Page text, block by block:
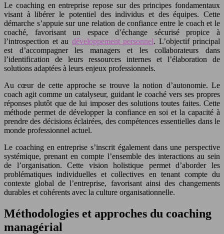
Le coaching en entreprise repose sur des principes fondamentaux
visant à libérer le potentiel des individus et des équipes. Cette
démarche s’appuie sur une relation de confiance entre le coach et le
coaché, favorisant un espace d’échange sécurisé propice à
l’introspection et au développement personnel. L’objectif principal
est d’accompagner les managers et les collaborateurs dans
l’identification de leurs ressources internes et l’élaboration de
solutions adaptées à leurs enjeux professionnels.
Au cœur de cette approche se trouve la notion d’autonomie. Le
coach agit comme un catalyseur, guidant le coaché vers ses propres
réponses plutôt que de lui imposer des solutions toutes faites. Cette
méthode permet de développer la confiance en soi et la capacité à
prendre des décisions éclairées, des compétences essentielles dans le
monde professionnel actuel.
Le coaching en entreprise s’inscrit également dans une perspective
systémique, prenant en compte l’ensemble des interactions au sein
de l’organisation. Cette vision holistique permet d’aborder les
problématiques individuelles et collectives en tenant compte du
contexte global de l’entreprise, favorisant ainsi des changements
durables et cohérents avec la culture organisationnelle.
Méthodologies et approches du coaching
managérial